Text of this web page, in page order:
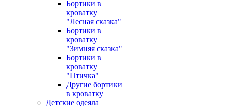
Бортики в
кроватку
"Лесная сказка"
Бортики в
кроватку
"Зимняя сказка"
Бортики в
кроватку
"Птичка"
Другие бортики
в кроватку
Детские одеяла